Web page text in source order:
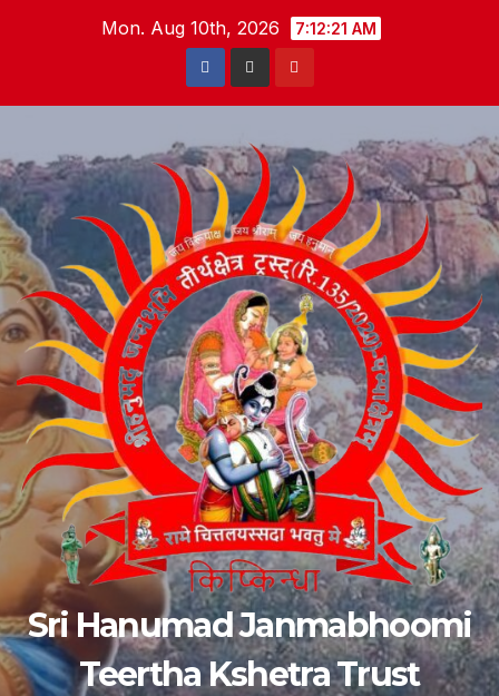
Mon. Aug 10th, 2026 7:12:22 AM
Sri Hanumad Janmabhoomi
Teertha Kshetra Trust